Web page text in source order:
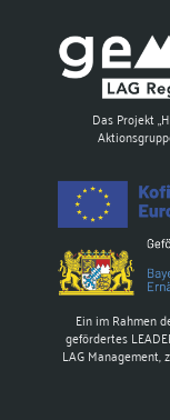
Das Projekt
Ein im Rahmen
gefördertes
LAG